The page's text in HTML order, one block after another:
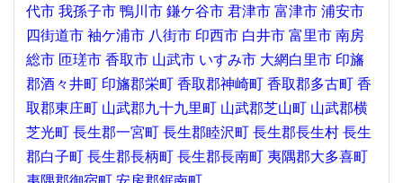
代市 我孫子市 鴨川市 鎌ケ谷市 君津市 富津市 浦安市
四街道市 袖ケ浦市 八街市 印西市 白井市 富里市 南房
総市 匝瑳市 香取市 山武市 いすみ市 大網白里市 印旛
郡酒々井町 印旛郡栄町 香取郡神崎町 香取郡多古町 香
取郡東庄町 山武郡九十九里町 山武郡芝山町 山武郡横
芝光町 長生郡一宮町 長生郡睦沢町 長生郡長生村 長生
郡白子町 長生郡長柄町 長生郡長南町 夷隅郡大多喜町